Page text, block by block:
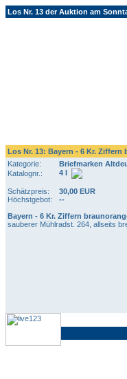
Los Nr. 13 der Auktion am
Los Nr. 13: Bayern - 6 Kr. Ziffern
Kategorie:
Briefmarken
Katalognr.:
4 I
Schätzpreis:
30,00 EUR
Höchstgebot:
--
Bayern - 6 Kr. Ziffern
sauberer Mühlradst. 264, allseits